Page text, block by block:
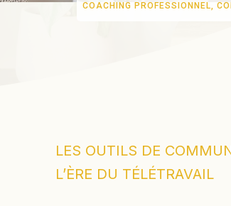
COACHING PROFESSIONNEL,
LES OUTILS DE
L’ÈRE DU TÉLÉTRAVAIL